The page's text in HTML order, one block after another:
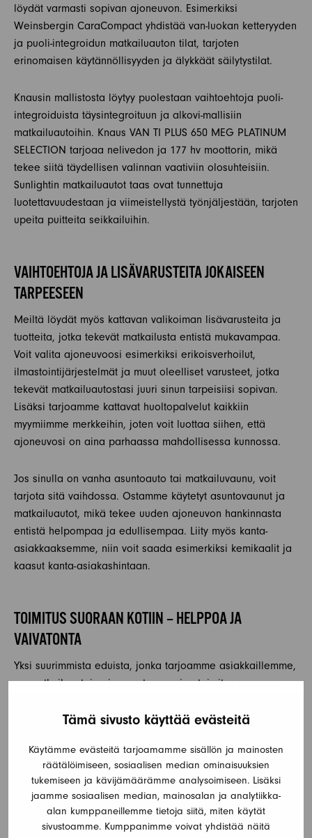
Tämä sivusto käyttää evästeitä
Käytämme evästeitä tarjoamamme sisällön ja mainosten
räätälöimiseen, sosiaalisen median ominaisuuksien
tukemiseen ja kävijämäärämme analysoimiseen. Lisäksi
jaamme sosiaalisen median, mainosalan ja analytiikka-
alan kumppaneillemme tietoja siitä, miten käytät
sivustoamme. Kumppanimme voivat yhdistää näitä
löydät varmasti sopivan ajoneuvon. Esimerkiksi
Weinsbergin CaraCompact yhdistää van-luokan ketteryyden
ja puoli-integroidun matkailuauton tilat, tarjoten
erinomaisen käytännöllisyyden ja älykkäät säilytystilat.
Knausin mallistosta löytyy puolestaan vaihtoehtoja puoli-
integroiduista täysintegroituun ja alkovi-mallisiin
matkailuautoihin. Knaus VAN TI PLUS 650 MEG PLATINUM
SELECTION tarjoaa nelivedon ja 177 hv moottorin, mikä
tekee siitä täydellisen valinnan vaativiin olosuhteisiin.
Sunlightin matkailuautot taas ovat tunnettuja
luotettavuudestaan ja viimeistellystä työnjäljestään, tarjoten
upeita puitteita seikkailuihin.
VAIHTOEHTOJA JA LISÄVARUSTEITA JOKAISEEN
TARPEESEEN
Meiltä löydät myös kattavan valikoiman lisävarusteita ja
tuotteita, jotka tekevät matkailusta entistä mukavampaa.
Voit valita ajoneuvoosi esimerkiksi erikoisverhoilut,
ilmastointijärjestelmät ja muut oleelliset varusteet, jotka
tekevät matkailuautostasi juuri sinun tarpeisiisi sopivan.
Lisäksi tarjoamme kattavat huoltopalvelut kaikkiin
myymiimme merkkeihin, joten voit luottaa siihen, että
ajoneuvosi on aina parhaassa mahdollisessa kunnossa.
Jos sinulla on vanha asuntoauto tai matkailuvaunu, voit
tarjota sitä vaihdossa. Ostamme käytetyt asuntovaunut ja
matkailuautot, mikä tekee uuden ajoneuvon hankinnasta
entistä helpompaa ja edullisempaa. Liity myös kanta-
asiakkaaksemme, niin voit saada esimerkiksi kemikaalit ja
kaasut kanta-asiakashintaan.
TOIMITUS SUORAAN KOTIIN – HELPPOA JA
VAIVATONTA
Yksi suurimmista eduista, jonka tarjoamme asiakkaillemme,
on matkailuautojen ja asuntovaunujen toimitus suoraan
hankinnasta mahdollisimman helppoa ja vaivatonta. Sinun
kuljetuksesta, sillä me hoidamme kaiken puolestasi.
Toimitamme ajoneuvot koko Suomeen, joten voit asua
missä tahansa ja silti hyödyntää tätä kätevää palvelua.
Ajoneuvo toimitetaan käyttövalmiina, joten voit lähteä